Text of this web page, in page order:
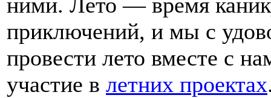
приключений, и мы с
провести лето вместе с
участие в летних проектах